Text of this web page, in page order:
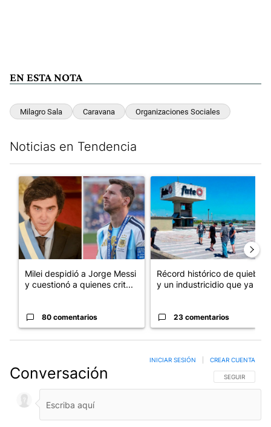
EN ESTA NOTA
Milagro Sala Caravana Organizaciones Sociales
Noticias en Tendencia
Un artículo de tendencia con el título "Milei despidió a Jorge
Milei despidió a Jorge Messi
y cuestionó a quienes crit...
80 comentarios
Un artículo de tendencia
Récord histórico de quiebras
y un industricidio que ya ...
23 comentarios
Conversación SIGA ESTA
SEGUIR
INICIAR SESIÓN CREAR CUENTA